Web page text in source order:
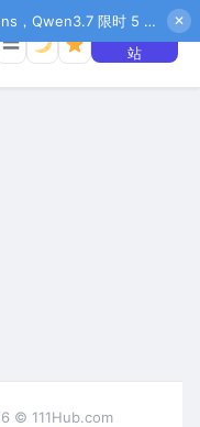
加入 OPC 赢百万助力金，QoderWork CN 首月 0 元 ✕
☰
+ 提交网
站
© 111Hub.com